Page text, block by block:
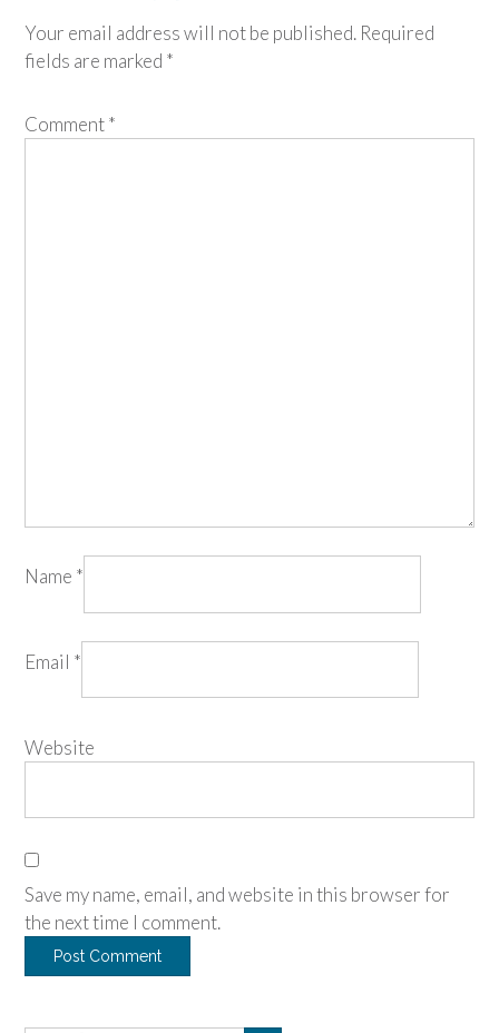
Your email address will not be published. Required
fields are marked *
Comment*
Name *
Email *
Website
Save my name, email, and website in this browser for
the next time I comment.